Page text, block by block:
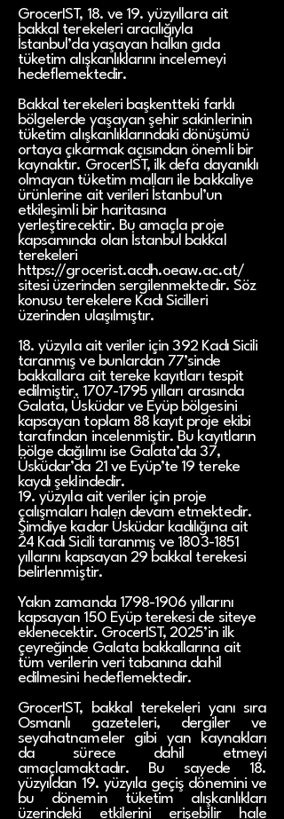
GrocerIST, 18. ve 19. yüzyıllara ait
bakkal terekeleri aracılığıyla
İstanbul’da yaşayan halkın gıda
tüketim alışkanlıklarını incelemeyi
hedeflemektedir.
Bakkal terekeleri başkentteki farklı
bölgelerde yaşayan şehir sakinlerinin
tüketim alışkanlıklarındaki dönüşümü
ortaya çıkarmak açısından önemli bir
kaynaktır. GrocerIST, ilk defa dayanıklı
olmayan tüketim malları ile bakkaliye
ürünlerine ait verileri İstanbul’un
etkileşimli bir haritasına
yerleştirecektir. Bu amaçla proje
kapsamında olan İstanbul bakkal
terekeleri
https://grocerist.acdh.oeaw.ac.at/
sitesi üzerinden sergilenmektedir. Söz
konusu terekelere Kadı Sicilleri
üzerinden ulaşılmıştır.
18. yüzyıla ait veriler için 392 Kadı Sicili
taranmış ve bunlardan 77’sinde
bakkallara ait tereke kayıtları tespit
edilmiştir. 1707-1795 yılları arasında
Galata, Üsküdar ve Eyüp bölgesini
kapsayan toplam 88 kayıt proje ekibi
tarafından incelenmiştir. Bu kayıtların
bölge dağılımı ise Galata’da 37,
Üsküdar’da 21 ve Eyüp’te 19 tereke
kaydı şeklindedir.
19. yüzyıla ait veriler için proje
çalışmaları halen devam etmektedir.
Şimdiye kadar Üsküdar kadılığına ait
24 Kadı Sicili taranmış ve 1803-1851
yıllarını kapsayan 29 bakkal terekesi
belirlenmiştir.
Yakın zamanda 1798-1906 yıllarını
kapsayan 150 Eyüp terekesi de siteye
eklenecektir. GrocerIST, 2025’in ilk
çeyreğinde Galata bakkallarına ait
tüm verilerin veri tabanına dahil
edilmesini hedeflemektedir.
GrocerIST, bakkal terekeleri yanı sıra
Osmanlı gazeteleri, dergiler ve
seyahatnameler gibi yan kaynakları
da sürece dahil etmeyi
amaçlamaktadır. Bu sayede 18.
yüzyıldan 19. yüzyıla geçiş dönemini ve
bu dönemin tüketim alışkanlıkları
üzerindeki etkilerini erişebilir hale